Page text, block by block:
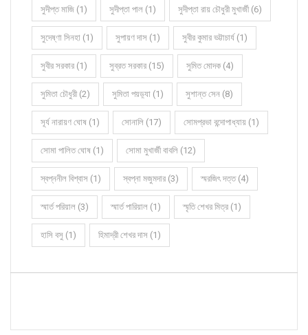
সুদীপ্ত মাজি (1) সুদীপ্তা পাল (1) সুদীপ্তা রায় চৌধুরী মুখার্জী (6)
সুদেষ্ণা সিনহা (1) সুপায়ণ দাস (1) সুবীর কুমার ভট্টাচার্য (1)
সুবীর সরকার (1) সুব্রত সরকার (15) সুমিত মোদক (4)
সুমিতা চৌধুরী (2) সুমিতা পয়ড়্যা (1) সুশান্ত সেন (8)
সূর্য নারায়ণ ঘোষ (1) সোনালি (17) সোমপ্রভা বন্দোপাধ্যায় (1)
সোমা পালিত ঘোষ (1) সোমা মুখার্জী বাবলি (12)
স্বপ্ননীল বিশ্বাস (1) স্বপ্না মজুমদার (3) স্মরজিৎ দত্ত (4)
স্মার্ত পরিয়াল (3) স্মার্ত পারিয়াল (1) স্মৃতি শেখর মিত্র (1)
হাসি বসু (1) হিমাদ্রী শেখর দাস (1)